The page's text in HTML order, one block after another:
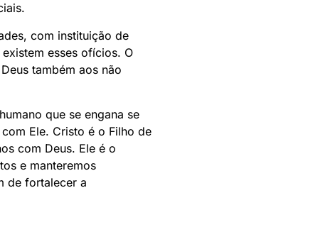
com instituição de
esses ofícios. O
também aos não
que se engana se
Ele. Cristo é o Filho de
com Deus. Ele é o
e manteremos
de fortalecer a